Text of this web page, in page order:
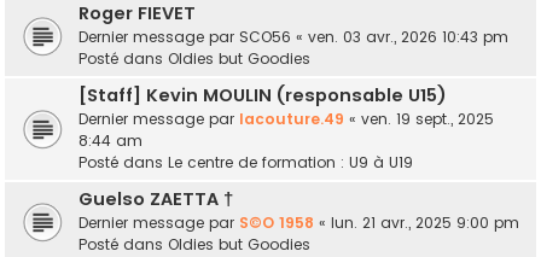
Roger FIEVET
Dernier message par SCO56 « ven. 03 avr., 2026 10:43 pm
Posté dans Oldies but Goodies
[Staff] Kevin MOULIN (responsable U15)
Dernier message par lacouture.49 « ven. 19 sept., 2025
8:44 am
Posté dans Le centre de formation : U9 à U19
Guelso ZAETTA †
Dernier message par S©O 1958 « lun. 21 avr., 2025 9:00 pm
Posté dans Oldies but Goodies